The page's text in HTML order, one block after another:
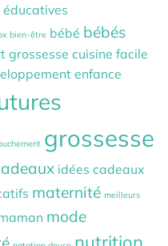
bien-être bébé bébés
grossesse cuisine facile
enfance
grossesse
idées cadeaux
maternité meilleurs
mode